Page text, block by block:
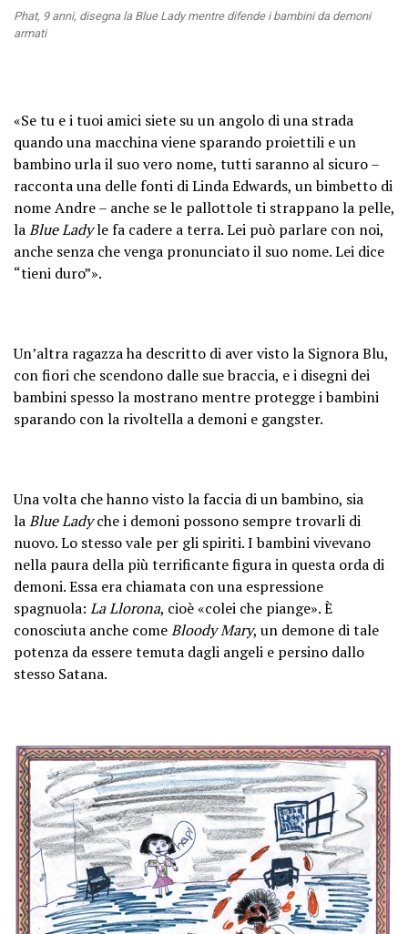
Phat, 9 anni, disegna la Blue Lady mentre difende i bambini da demoni
armati
«Se tu e i tuoi amici siete su un angolo di una strada
quando una macchina viene sparando proiettili e un
bambino urla il suo vero nome, tutti saranno al sicuro –
racconta una delle fonti di Linda Edwards, un bimbetto di
nome Andre – anche se le pallottole ti strappano la pelle,
laBlue Ladyle fa cadere a terra. Lei può parlare con noi,
anche senza che venga pronunciato il suo nome. Lei dice
“tieni duro”».
Un’altra ragazza ha descritto di aver visto la Signora Blu,
con fiori che scendono dalle sue braccia, e i disegni dei
bambini spesso la mostrano mentre protegge i bambini
sparando con la rivoltella a demoni e gangster.
Una volta che hanno visto la faccia di un bambino, sia
laBlue Ladyche i demoni possono sempre trovarli di
nuovo. Lo stesso vale per gli spiriti. I bambini vivevano
nella paura della più terrificante figura in questa orda di
demoni. Essa era chiamata con una espressione
spagnuola: La Llorona, cioè «colei che piange». È
conosciuta anche comeBloody Mary, un demone di tale
potenza da essere temuta dagli angeli e persino dallo
stesso Satana.